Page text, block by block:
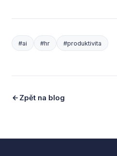
#ai #hr #produktivita
Zpět na blog